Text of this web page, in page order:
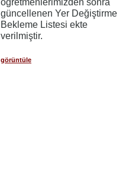
öğretmenlerimizden sonra
güncellenen Yer Değiştirme
Bekleme Listesi ekte
verilmiştir.
görüntüle